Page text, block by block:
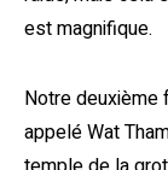
est magnifique.
Notre
appelé Wat